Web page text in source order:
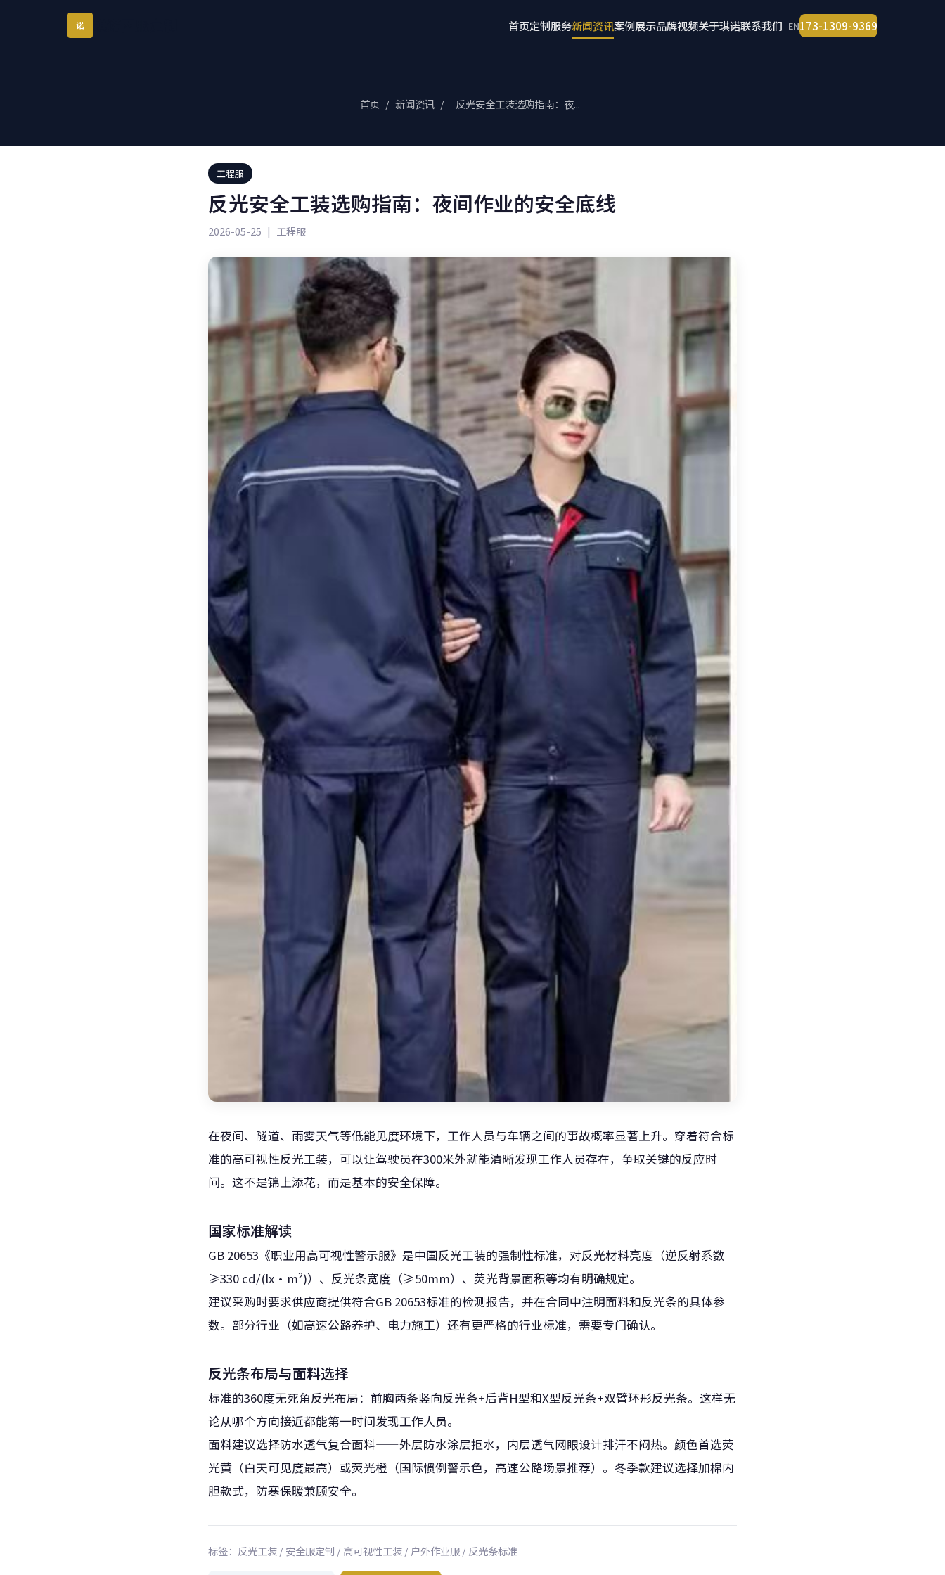
诺 首页定制服务新闻资讯案例展示品牌视频关于琪诺联系我们 EN173-1309-9369
首页 / 新闻资讯 / 反光安全工装选购指南：夜...
工程服
反光安全工装选购指南：夜间作业的安全底线
2026-05-25 | 工程服
在夜间、隧道、雨雾天气等低能见度环境下，工作人员与车辆之间的事故概率显著上升。穿着符合标
准的高可视性反光工装，可以让驾驶员在300米外就能清晰发现工作人员存在，争取关键的反应时
间。这不是锦上添花，而是基本的安全保障。
国家标准解读
GB 20653《职业用高可视性警示服》是中国反光工装的强制性标准，对反光材料亮度（逆反射系数
≥330 cd/(lx·m²)）、反光条宽度（≥50mm）、荧光背景面积等均有明确规定。
建议采购时要求供应商提供符合GB 20653标准的检测报告，并在合同中注明面料和反光条的具体参
数。部分行业（如高速公路养护、电力施工）还有更严格的行业标准，需要专门确认。
反光条布局与面料选择
标准的360度无死角反光布局：前胸两条竖向反光条+后背H型和X型反光条+双臂环形反光条。这样无
论从哪个方向接近都能第一时间发现工作人员。
面料建议选择防水透气复合面料——外层防水涂层拒水，内层透气网眼设计排汗不闷热。颜色首选荧
光黄（白天可见度最高）或荧光橙（国际惯例警示色，高速公路场景推荐）。冬季款建议选择加棉内
胆款式，防寒保暖兼顾安全。
标签：反光工装 / 安全服定制 / 高可视性工装 / 户外作业服 / 反光条标准